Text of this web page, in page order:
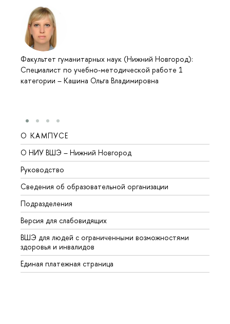
Факультет гуманитарных наук (Нижний Новгород):
Специалист по учебно-методической работе 1
категории – Кашина Ольга Владимировна
О КАМПУСЕ
О НИУ ВШЭ – Нижний Новгород
Руководство
Сведения об образовательной организации
Подразделения
Версия для слабовидящих
ВШЭ для людей с ограниченными возможностями
здоровья и инвалидов
Единая платежная страница